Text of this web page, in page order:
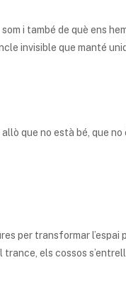
i també de què ens
invisible que manté
que no està bé, que
per transformar l’espai
els cossos